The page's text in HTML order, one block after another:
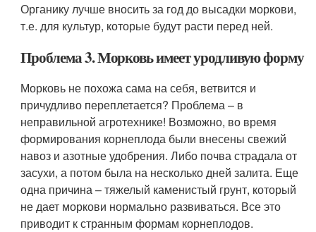
Органику лучше вносить за год до высадки моркови,
т.е. для культур, которые будут расти перед ней.
Проблема 3. Морковь имеет уродливую форму
Морковь не похожа сама на себя, ветвится и
причудливо переплетается? Проблема – в
неправильной агротехнике! Возможно, во время
формирования корнеплода были внесены свежий
навоз и азотные удобрения. Либо почва страдала от
засухи, а потом была на несколько дней залита. Еще
одна причина – тяжелый каменистый грунт, который
не дает моркови нормально развиваться. Все это
приводит к странным формам корнеплодов.